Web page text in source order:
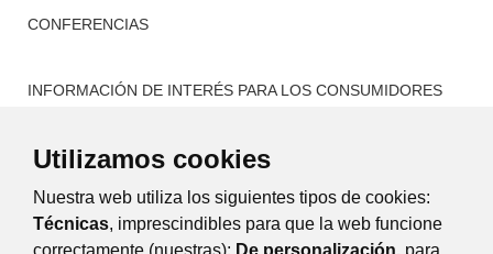
Utilizamos cookies
Nuestra web utiliza los siguientes tipos de cookies:
Técnicas, imprescindibles para que la web funcione
correctamente (nuestras); De personalización, para
CONFERENCIAS
INFORMACIÓN DE INTERÉS PARA LOS CONSUMIDORES
TRÁMITES Y SERVICIOS
CITA PREVIA SERVICIO DE CONSUMO